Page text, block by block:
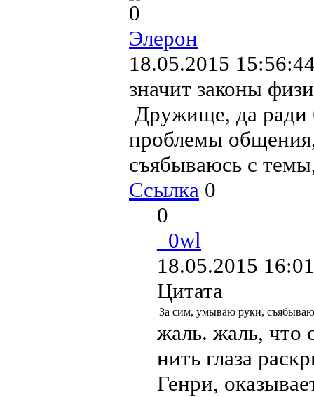
0
Элерон
18.05.2015
значит законы
Дружище, да ради
проблемы
съябываюсь с
Ссылка 0
0
_0wl
18.05.2015
Цитата
За сим, умываю руки,
жаль. жаль, что
нить глаза
Генри,